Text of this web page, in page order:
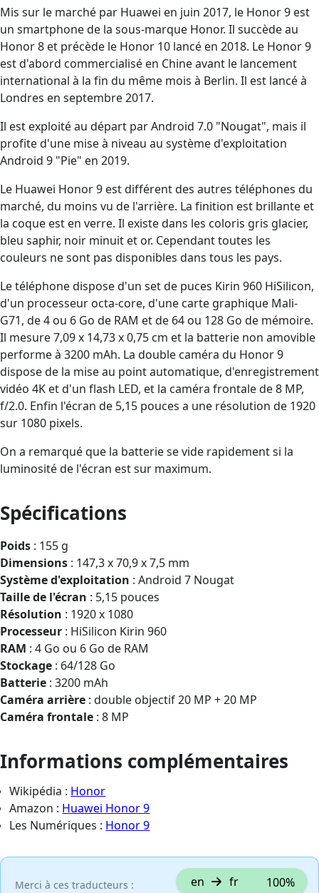
Mis sur le marché par Huawei en juin 2017, le Honor 9 est
un smartphone de la sous-marque Honor. Il succède au
Honor 8 et précède le Honor 10 lancé en 2018. Le Honor 9
est d'abord commercialisé en Chine avant le lancement
international à la fin du même mois à Berlin. Il est lancé à
Londres en septembre 2017.
Il est exploité au départ par Android 7.0 "Nougat", mais il
profite d'une mise à niveau au système d'exploitation
Android 9 "Pie" en 2019.
Le Huawei Honor 9 est différent des autres téléphones du
marché, du moins vu de l'arrière. La finition est brillante et
la coque est en verre. Il existe dans les coloris gris glacier,
bleu saphir, noir minuit et or. Cependant toutes les
couleurs ne sont pas disponibles dans tous les pays.
Le téléphone dispose d'un set de puces Kirin 960 HiSilicon,
d'un processeur octa-core, d'une carte graphique Mali-
G71, de 4 ou 6 Go de RAM et de 64 ou 128 Go de mémoire.
Il mesure 7,09 x 14,73 x 0,75 cm et la batterie non amovible
performe à 3200 mAh. La double caméra du Honor 9
dispose de la mise au point automatique, d'enregistrement
vidéo 4K et d'un flash LED, et la caméra frontale de 8 MP,
f/2.0. Enfin l'écran de 5,15 pouces a une résolution de 1920
sur 1080 pixels.
On a remarqué que la batterie se vide rapidement si la
luminosité de l'écran est sur maximum.
Spécifications
Poids : 155 g
Dimensions : 147,3 x 70,9 x 7,5 mm
Système d'exploitation : Android 7 Nougat
Taille de l'écran : 5,15 pouces
Résolution : 1920 x 1080
Processeur : HiSilicon Kirin 960
RAM : 4 Go ou 6 Go de RAM
Stockage : 64/128 Go
Batterie : 3200 mAh
Caméra arrière : double objectif 20 MP + 20 MP
Caméra frontale : 8 MP
Informations complémentaires
Wikipédia : Honor
Amazon : Huawei Honor 9
Les Numériques : Honor 9
Merci à ces traducteurs : en fr 100%